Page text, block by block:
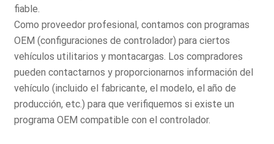
fiable.
Como proveedor profesional, contamos con programas
OEM (configuraciones de controlador) para ciertos
vehículos utilitarios y montacargas. Los compradores
pueden contactarnos y proporcionarnos información del
vehículo (incluido el fabricante, el modelo, el año de
producción, etc.) para que verifiquemos si existe un
programa OEM compatible con el controlador.